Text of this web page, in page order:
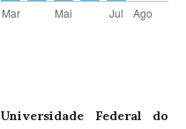
Universidade Federal do